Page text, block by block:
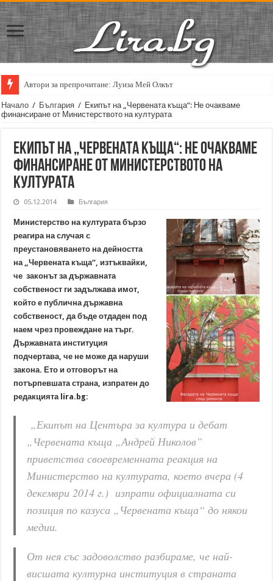
Автори за препрочитане: Луиза Мей Олкът
Начало / България / Екипът на „Червената къща“: Не очакваме
финансиране от Министерството на културата
Екипът на „Червената къща“: Не очакваме
финансиране от Министерството на
културата
05.12.2014 България
Министерство на културата бързо
реагира на случая с
преустановяването на дейността
на „Червената къща“, изтъквайки,
че законът за държавната
собственост ги задължава имот,
който е публична държавна
собственост, да бъде отдаден под
наем чрез провеждане на търг.
Държавната институция
подчертава, че не може да наруши
закона. Ето и отговорът на
потърпевшата страна, изпратен до
редакцията lira.bg:
„Екипът на Центъра за култура и дебат
„Червената къща „Андрей Николов”
приветства своевременната реакция на
Министерство на културата, което вчера (4
декември 2014 г.) изпрати официалната си
позиция по казуса „Червената къща“ до някои
медии.
От нея със задоволство разбираме, че най-
висшата културна институция в страната